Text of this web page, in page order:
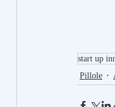
start up
Pillole